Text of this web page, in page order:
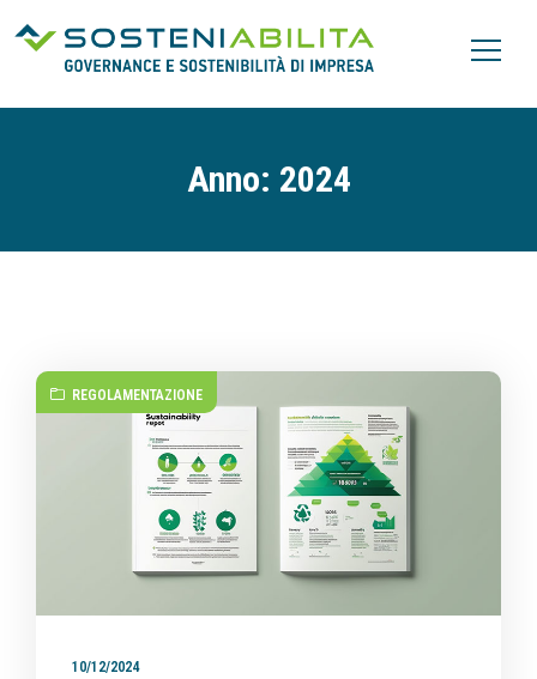
Anno: 2024
REGOLAMENTAZIONE
10/12/2024